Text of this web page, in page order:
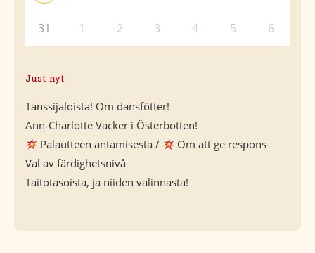
31 1 2 3 4 5 6
Just nyt
Tanssijaloista! Om dansfötter!
Ann-Charlotte Vacker i Österbotten!
Palautteen antamisesta /
Om att ge respons
Val av färdighetsnivå
Taitotasoista, ja niiden valinnasta!